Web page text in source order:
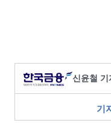
신윤철 기
기